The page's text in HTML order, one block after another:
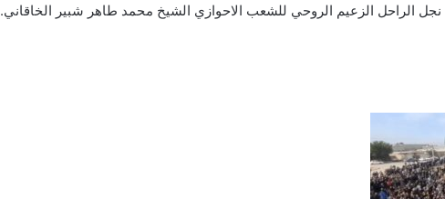
الراحل الزعيم الروحي للشعب الاحوازي الشيخ محمد طاهر شبير الخاقاني.